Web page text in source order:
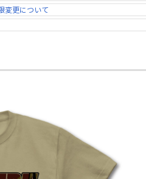
変更について